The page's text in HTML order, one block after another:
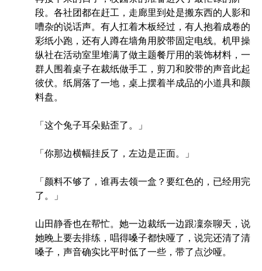
段。各社团都在赶工，走廊里到处是搬东西的人影和
嘈杂的说话声。有人扛着木板经过，有人抱着成卷的
彩纸小跑，还有人蹲在墙角用胶带固定电线。机甲操
纵社在活动室里堆满了做主题餐厅用的装饰材料，一
群人围着桌子在裁纸做手工，剪刀和胶带的声音此起
彼伏。纸屑落了一地，桌上摆着半成品的小道具和颜
料盘。
「这个兔子耳朵贴歪了。」
「你那边横幅挂反了，左边是正面。」
「颜料不够了，谁再去领一盒？要红色的，已经用完
了。」
山田静香也在帮忙。她一边裁纸一边跟凜奈聊天，说
她晚上要去排练，唱得嗓子都快哑了，说完还清了清
嗓子，声音确实比平时低了一些，带了点沙哑。